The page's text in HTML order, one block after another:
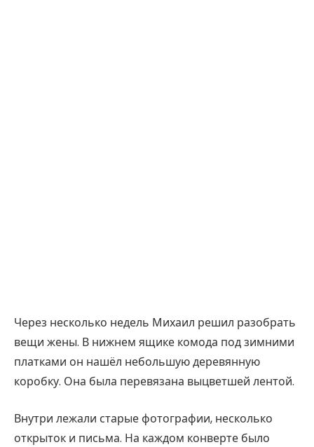
Через несколько недель Михаил решил разобрать
вещи жены. В нижнем ящике комода под зимними
платками он нашёл небольшую деревянную
коробку. Она была перевязана выцветшей лентой.
Внутри лежали старые фотографии, несколько
открыток и письма. На каждом конверте было